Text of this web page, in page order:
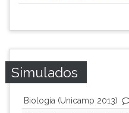
Simulados
Biologia (Unicamp 2013)